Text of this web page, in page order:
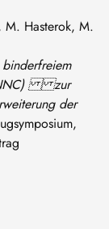
M. Hasterok, M.
zur
der